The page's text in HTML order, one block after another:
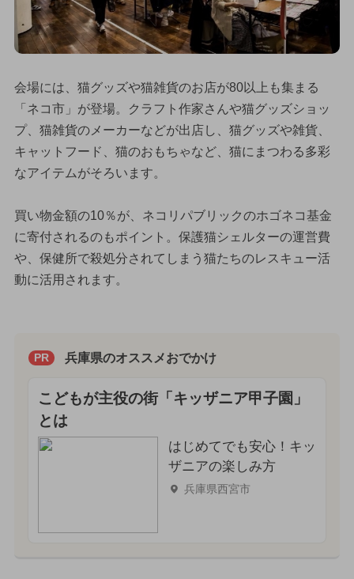
会場には、猫グッズや猫雑貨のお店が80以上も集まる
「ネコ市」が登場。クラフト作家さんや猫グッズショッ
プ、猫雑貨のメーカーなどが出店し、猫グッズや雑貨、
キャットフード、猫のおもちゃなど、猫にまつわる多彩
なアイテムがそろいます。
買い物金額の10％が、ネコリパブリックのホゴネコ基金
に寄付されるのもポイント。保護猫シェルターの運営費
や、保健所で殺処分されてしまう猫たちのレスキュー活
動に活用されます。
PR 兵庫県のオススメおでかけ
こどもが主役の街「キッザニア甲子園」
とは
はじめてでも安心！キッ
ザニアの楽しみ方
兵庫県西宮市